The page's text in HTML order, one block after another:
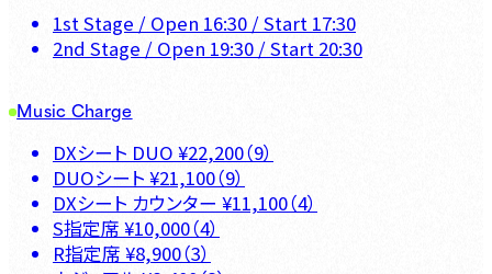
1st Stage / Open 16:30 / Start 17:30
2nd Stage / Open 19:30 / Start 20:30
Music Charge
DXシート DUO ¥22,200（9）
DUOシート ¥21,100（9）
DXシート カウンター ¥11,100（4）
S指定席 ¥10,000（4）
R指定席 ¥8,900（3）